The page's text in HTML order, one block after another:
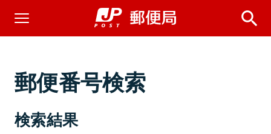
郵便番号検索
検索結果